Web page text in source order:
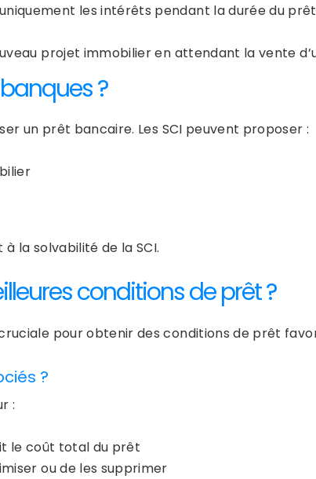
les intérêts pendant la durée du
projet immobilier en attendant la vente
?
un prêt bancaire. Les SCI peuvent proposer :
la solvabilité de la SCI.
conditions de prêt ?
pour obtenir des conditions de prêt
?
:
le coût total du prêt
ou de les supprimer